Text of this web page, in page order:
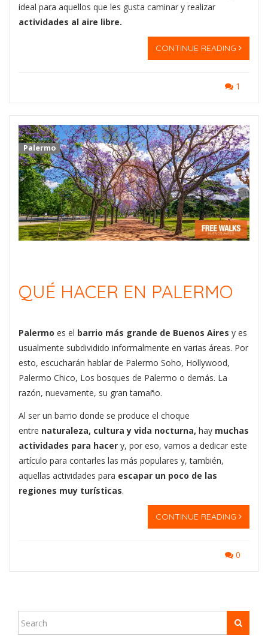
ideal para aquellos que les gusta caminar y realizar
actividades al aire libre.
CONTINUE READING
1
Palermo
QUÉ HACER EN PALERMO
Palermo es el barrio más grande de Buenos Aires y es
usualmente subdividido informalmente en varias áreas. Por
esto, escucharán hablar de Palermo Soho, Hollywood,
Palermo Chico, Los bosques de Palermo o demás. La
razón, nuevamente, su gran tamaño.
Al ser un barrio donde se produce el choque
entre naturaleza, cultura y vida nocturna, hay muchas
actividades para hacer y, por eso, vamos a dedicar este
artículo para contarles las más populares y, también,
aquellas actividades para escapar un poco de las
regiones muy turísticas.
CONTINUE READING
0